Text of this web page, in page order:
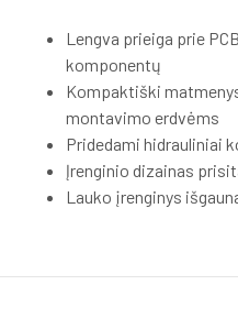
Lengva prieiga prie
komponentų
Kompaktiški
montavimo erdvėms
Pridedami hidrauliniai
Įrenginio dizainas
Lauko įrenginys